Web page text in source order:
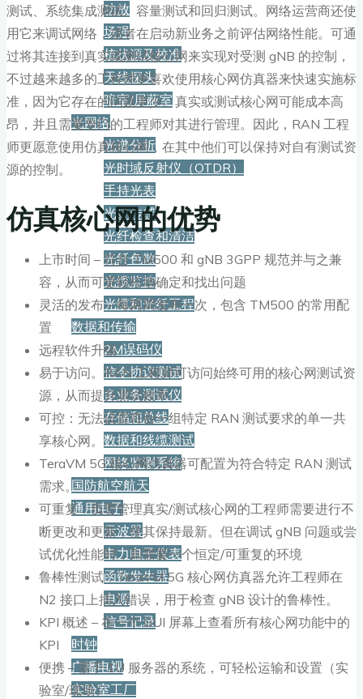
功放
场强
梳状源及校准
天线探头
暗室/屏蔽室
光网络
光谱分析
光时域反射仪（OTDR）
手持光表
光纤传感
光纤检查和清洁
光纤色散
光缆监控
光缆和光纤工程
数据和传输
2M误码仪
信令协议测试
多业务测试仪
存储和总线
数据和线缆测试
网络监测系统
国防航空航天
通用电子
示波器
电力电子仪表
函数发生器
电源
信号记录
时钟
广播电视
实验室工厂
测试、系统集成测试、容量测试和回归测试。网络运营商还使
用它来调试网络，或者在启动新业务之前评估网络性能。可通
过将其连接到真实或测试核心网来实现对受测 gNB 的控制，
不过越来越多的工程师更喜欢使用核心网仿真器来快速实施标
准，因为它存在的问题更少。真实或测试核心网可能成本高
昂，并且需要专门的工程师对其进行管理。因此，RAN 工程
师更愿意使用仿真核心网，在其中他们可以保持对自有测试资
源的控制。
仿真核心网的优势
上市时间 – 符合 TM500 和 gNB 3GPP 规范并与之兼
容，从而可更轻松地确定和找出问题
灵活的发布 – 每两周发布一次，包含 TM500 的常用配
置
远程软件升级
易于访问。RAN 工程师可访问始终可用的核心网测试资
源，从而提升测试效率。
可控：无法设置符合一组特定 RAN 测试要求的单一共
享核心网。
TeraVM 5G 核心网仿真器可配置为符合特定 RAN 测试
需求。
可重复：负责管理真实/测试核心网的工程师需要进行不
断更改和更新，使其保持最新。但在调试 gNB 问题或尝
试优化性能时，则需要一个恒定/可重复的环境
鲁棒性测试：TeraVM 5G 核心网仿真器允许工程师在
N2 接口上插入错误，用于检查 gNB 设计的鲁棒性。
KPI 概述 – 在一个 GUI 屏幕上查看所有核心网功能中的
KPI
便携 – 基于 1U 服务器的系统，可轻松运输和设置（实
验室/现场）